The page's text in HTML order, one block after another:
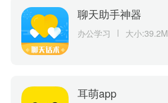
聊天助手神器
办公学习 大小:39.2M
耳萌app